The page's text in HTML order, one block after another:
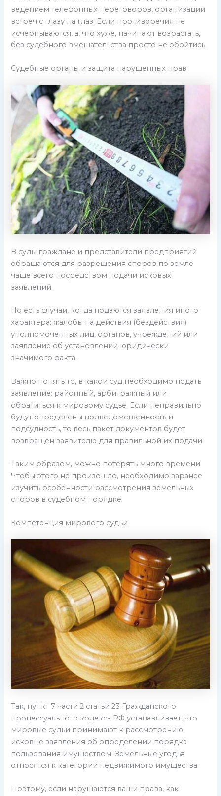
ведением телефонных переговоров, организации
встреч с глазу на глаз. Если противоречия не
исчерпываются, а, что хуже, начинают возрастать,
без судебного вмешательства просто не обойтись.
Судебные органы и защита нарушенных прав
В суды граждане и представители предприятий
обращаются для разрешения споров по земле
чаще всего посредством подачи исковых
заявлений.
Но есть случаи, когда подаются заявления иного
характера: жалобы на действия (бездействия)
уполномоченных лиц, органов, учреждений или
заявление об установлении юридически
значимого факта.
Важно понять то, в какой суд необходимо подать
заявление: районный, арбитражный или
обратиться к мировому судье. Если неправильно
будут определены подведомственность и
подсудность, то весь пакет документов будет
возвращен заявителю для правильной их подачи.
Таким образом, можно потерять много времени.
Чтобы этого не произошло, необходимо заранее
изучить особенности рассмотрения земельных
споров в судебном порядке.
Компетенция мирового судьи
Так, пункт 7 части 2 статьи 23 Гражданского
процессуального кодекса РФ устанавливает, что
мировые судьи принимают к рассмотрению
исковые заявления об определении порядка
пользования имуществом. Земельные угодья
относятся к категории недвижимого имущества.
Поэтому, если нарушаются ваши права, как